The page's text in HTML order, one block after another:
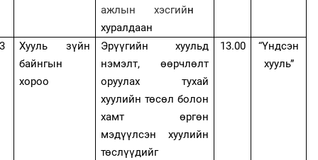
ажлын хэсгийн
хуралдаан
3
Хууль зүйн
байнгын
хороо
Эрүүгийн хуульд
нэмэлт, өөрчлөлт
оруулах тухай
хуулийн төсөл болон
хамт өргөн
мэдүүлсэн хуулийн
төслүүдийг
13.00
“Үндсэн
хууль”